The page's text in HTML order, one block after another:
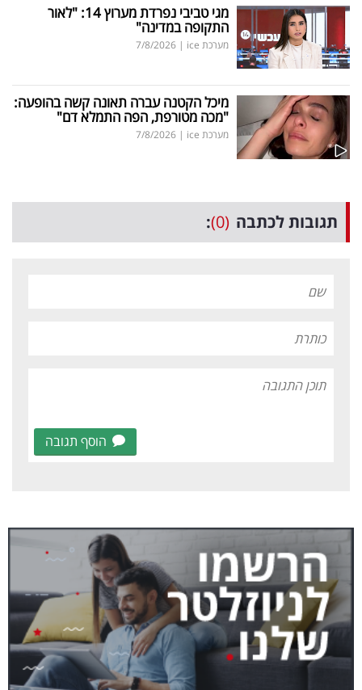
מגי טביבי נפרדת מערוץ 14: "לאור
התקופה במדינה"
מערכת ice |
7/8/2026
מיכל הקטנה עברה תאונה קשה בהופעה:
"מכה מטורפת, הפה התמלא דם"
מערכת ice |
7/8/2026
תגובות לכתבה (0)
:
הוסף תגובה